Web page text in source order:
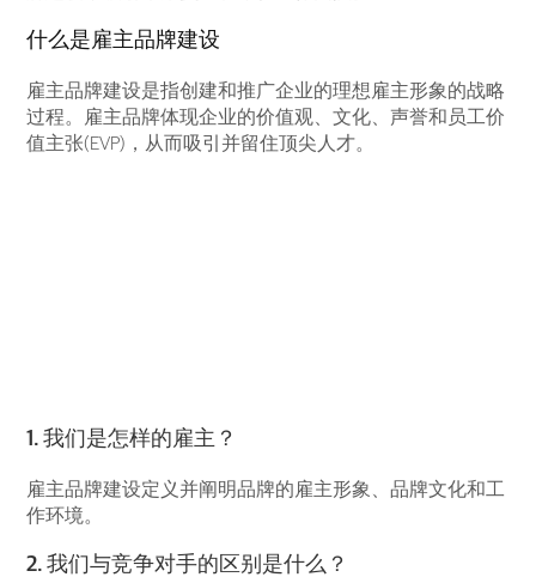
什么是雇主品牌建设
雇主品牌建设是指创建和推广企业的理想雇主形象的战略
过程。雇主品牌体现企业的价值观、文化、声誉和员工价
值主张(EVP)，从而吸引并留住顶尖人才。
1. 我们是怎样的雇主？
雇主品牌建设定义并阐明品牌的雇主形象、品牌文化和工
作环境。
2. 我们与竞争对手的区别是什么？